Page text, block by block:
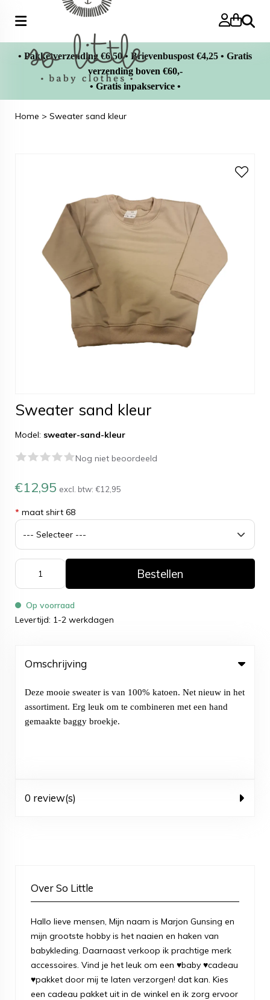
Zoeken
• Pakketverzending €6,50 • Brievenbuspost €4,25 • Gratis
verzending boven €60,-
• Gratis inpakservice •
Home > Sweater sand kleur
Sweater sand kleur
Model: sweater-sand-kleur
Nog niet beoordeeld
€12,95 excl. btw: €12,95
* maat shirt 68
Bestellen
Op voorraad
Levertijd: 1-2 werkdagen
Omschrijving
Deze mooie sweater is van 100% katoen. Net nieuw in het
assortiment. Erg leuk om te combineren met een hand
gemaakte baggy broekje.
0 review(s)
Over So Little
Hallo lieve mensen, Mijn naam is Marjon Gunsing en
mijn grootste hobby is het naaien en haken van
babykleding. Daarnaast verkoop ik prachtige merk
accessoires. Vind je het leuk om een ♥baby ♥cadeau
♥pakket door mij te laten verzorgen! dat kan. Kies
een cadeau pakket uit in de winkel en ik zorg ervoor